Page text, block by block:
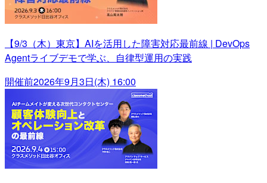
【9/3（木）東京】AIを活用した障害対応最前線 | DevOps
Agentライブデモで学ぶ、自律型運用の実践
開催前2026年9月3日(木) 16:00